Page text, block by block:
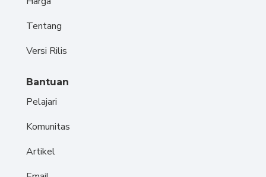
Tentang
Versi Rilis
Pelajari
Komunitas
Artikel
Email